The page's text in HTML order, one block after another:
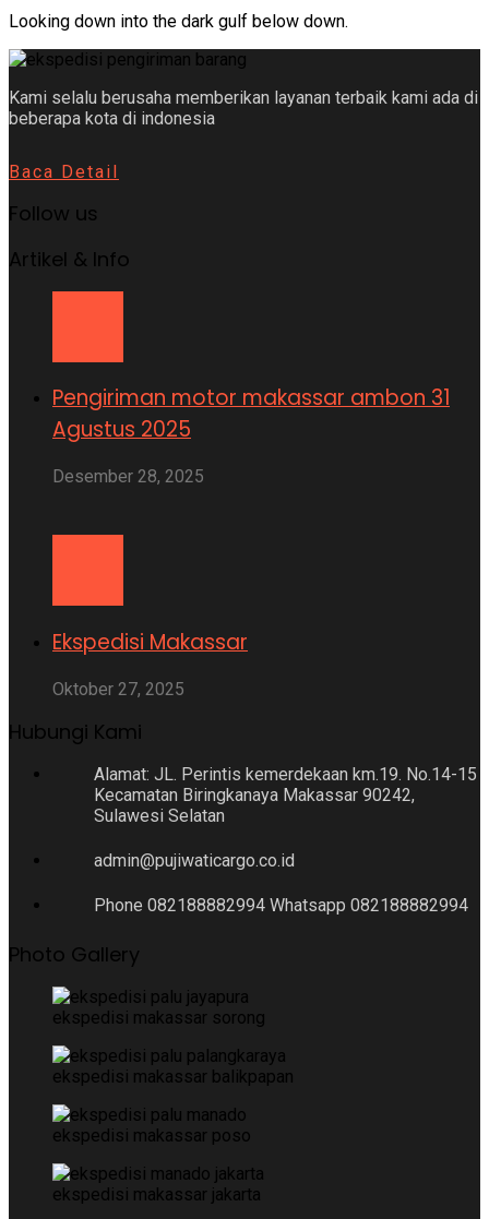
Looking down into the dark gulf below down.
Kami selalu berusaha memberikan layanan terbaik kami ada di
beberapa kota di indonesia
Baca Detail
Follow us
Artikel & Info
Pengiriman motor makassar ambon 31
Agustus 2025
Desember 28, 2025
Ekspedisi Makassar
Oktober 27, 2025
Hubungi Kami
Alamat: JL. Perintis kemerdekaan km.19. No.14-15
Kecamatan Biringkanaya Makassar 90242,
Sulawesi Selatan
admin@pujiwaticargo.co.id
Phone 082188882994 Whatsapp 082188882994
Photo Gallery
ekspedisi makassar sorong
ekspedisi makassar balikpapan
ekspedisi makassar poso
ekspedisi makassar jakarta